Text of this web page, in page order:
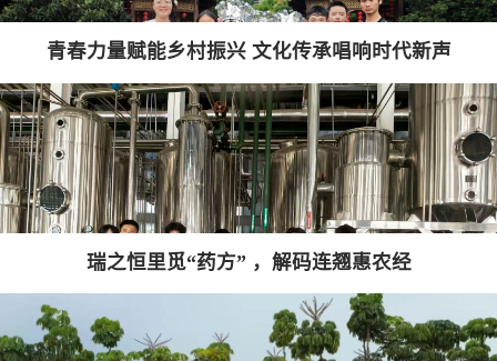
青春力量赋能乡村振兴 文化传承唱响时代新声
瑞之恒里觅“药方” ，解码连翘惠农经